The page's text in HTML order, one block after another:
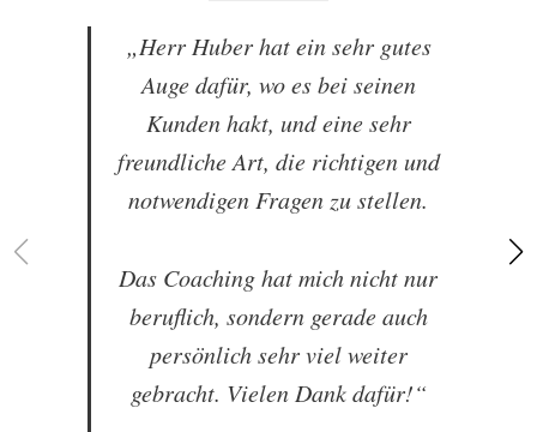
„Herr Huber hat ein sehr gutes
Auge dafür, wo es bei seinen
Kunden hakt, und eine sehr
freundliche Art, die richtigen und
notwendigen Fragen zu stellen.
Das Coaching hat mich nicht nur
beruflich, sondern gerade auch
persönlich sehr viel weiter
gebracht. Vielen Dank dafür!“